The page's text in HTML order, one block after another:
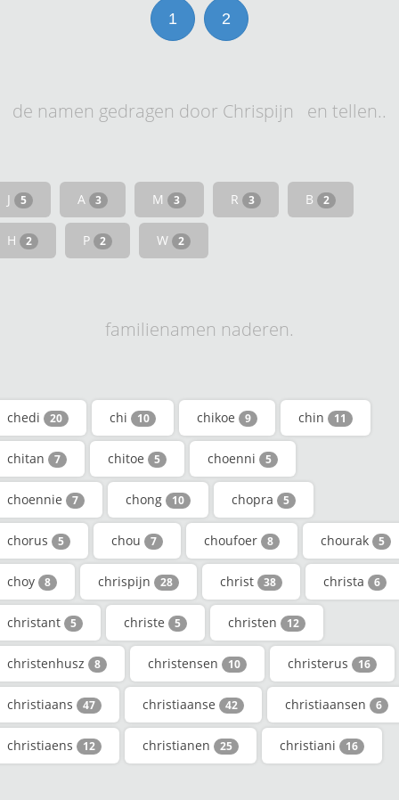
1 2
de namen gedragen door Chrispijn en tellen..
J 5 A 3 M 3 R 3 B 2
H 2 P 2 W 2
familienamen naderen.
chedi 20 chi 10 chikoe 9 chin 11
chitan 7 chitoe 5 choenni 5
choennie 7 chong 10 chopra 5
chorus 5 chou 7 choufoer 8 chourak 5
choy 8 chrispijn 28 christ 38 christa 6
christant 5 christe 5 christen 12
christenhusz 8 christensen 10 christerus 16
christiaans 47 christiaanse 42 christiaansen 6
christiaens 12 christianen 25 christiani 16